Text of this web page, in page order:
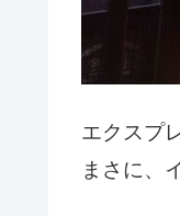
エクスプ
まさに、